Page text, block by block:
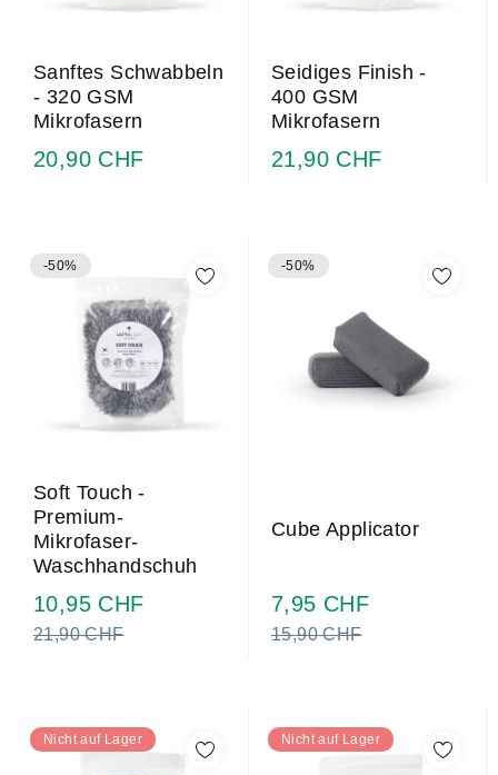
Sanftes Schwabbeln
- 320 GSM
Mikrofasern
20,90 CHF
Seidiges Finish -
400 GSM
Mikrofasern
21,90 CHF
-50%
Soft Touch -
Premium-
Mikrofaser-
Waschhandschuh
10,95 CHFRegulärer
21,90 CHF
-50%
Cube Applicator
7,95 CHFRegulärer
15,90 CHF
Nicht auf Lager Nicht auf Lager